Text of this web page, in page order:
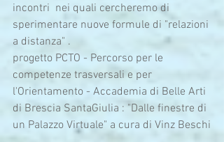
incontri  nei quali cercheremo di
sperimentare nuove formule di "relazioni
a distanza" .
progetto PCTO - Percorso per le
competenze trasversali e per
l'Orientamento - Accademia di Belle Arti
di Brescia SantaGiulia : "Dalle finestre di
un Palazzo Virtuale" a cura di Vinz Beschi